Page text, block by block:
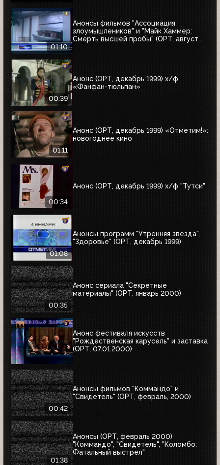
01:10
Анонсы фильмов "Ассоциация
злоумышлеников" и "Майк Хаммер:
Смерть высшей пробы" (ОРТ, август
00:39
Анонс (ОРТ, декабрь 1999) х/ф
«Фанфан-тюльпан»
01:11
Анонс (ОРТ, декабрь 1999) «Отметим!»:
новогоднее кино
00:34
Анонс (ОРТ, декабрь 1999) х/ф "Тутси"
01:08
Анонсы программ "Утренняя звезда",
"Здоровье" (ОРТ, декабрь 1999)
00:35
Анонс сериала "Секретные
материалы" (ОРТ, январь 2000)
Анонс фестиваля искусств
"Рождественская карусель" и заставка
(ОРТ, 07.01.2000)
00:42
Анонсы фильмов "Коммандо" и
"Свидетель" (ОРТ, февраль, 2000)
01:38
Анонсы (ОРТ, февраль 2000)
"Коммандо", "Свидетель", "Коломбо:
Фатальный выстрел"